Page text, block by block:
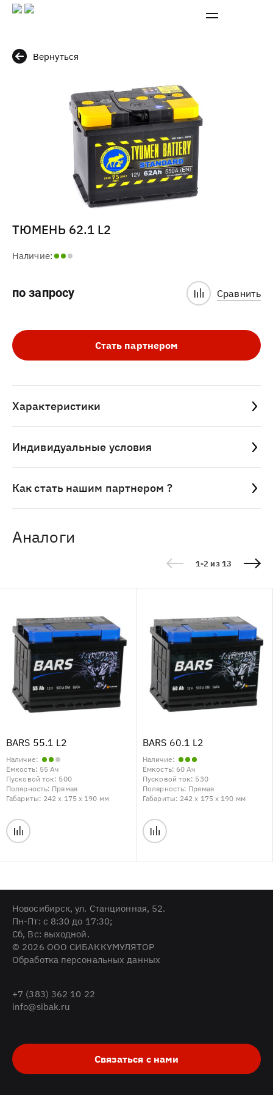
Вернуться
ТЮМЕНЬ 62.1 L2
Наличие:
по запросу Сравнить
Стать партнером
Характеристики
Индивидуальные условия
Как стать нашим партнером ?
Аналоги
1-2 из 13
BARS 55.1 L2
Наличие:
Ёмкость: 55 Ач
Пусковой ток: 500
Полярность: Прямая
Габариты: 242 x 175 x 190 мм
BARS 60.1 L2
Наличие:
Ёмкость: 60 Ач
Пусковой ток: 530
Полярность: Прямая
Габариты: 242 x 175 x 190 мм
Новосибирск, ул. Станционная, 52.
Пн-Пт: с 8:30 до 17:30;
Cб, Вс: выходной.
© 2026 ООО СИБАККУМУЛЯТОР
Обработка персональных данных
+7 (383) 362 10 22
info@sibak.ru
Связаться с нами